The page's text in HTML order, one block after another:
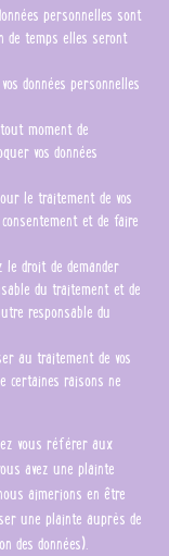
personnelles sont
de temps elles seront
données personnelles
moment de
vos données
le traitement de vos
et de faire
le droit de demander
du traitement et de
responsable du
au traitement de vos
certaines raisons ne
vous référer aux
avez une plainte
aimerions en être
une plainte auprès de
des données).